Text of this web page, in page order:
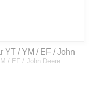
YT / YM / EF / John
/ EF / John Deere…